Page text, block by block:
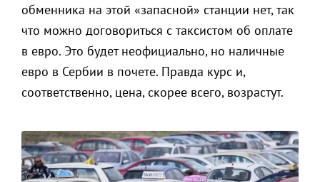
обменника на этой «запасной» станции нет, так
что можно договориться с таксистом об оплате
в евро. Это будет неофициально, но наличные
евро в Сербии в почете. Правда курс и,
соответственно, цена, скорее всего, возрастут.